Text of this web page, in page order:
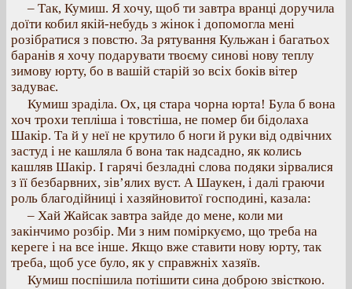
– Так, Кумиш. Я хочу, щоб ти завтра вранці доручила
доїти кобил якій-небудь з жінок і допомогла мені
розібратися з повстю. За рятування Кульжан і багатьох
баранів я хочу подарувати твоєму синові нову теплу
зимову юрту, бо в вашій старій зо всіх боків вітер
задуває.
Кумиш зраділа. Ох, ця стара чорна юрта! Була б вона
хоч трохи тепліша і товстіша, не помер би бідолаха
Шакір. Та й у неї не крутило б ноги й руки від одвічних
застуд і не кашляла б вона так надсадно, як колись
кашляв Шакір. І гарячі безладні слова подяки зірвалися
з її безбарвних, зів’ялих вуст. А Шаукен, і далі граючи
роль благодійниці і хазяйновитої господині, казала:
– Хай Жайсак завтра зайде до мене, коли ми
закінчимо розбір. Ми з ним поміркуємо, що треба на
кереге і на все інше. Якщо вже ставити нову юрту, так
треба, щоб усе було, як у справжніх хазяїв.
Кумиш поспішила потішити сина доброю звісткою.